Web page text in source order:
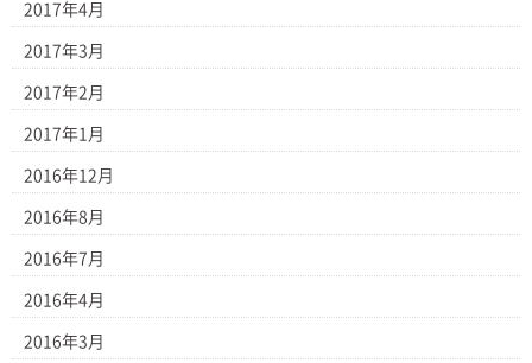
2017年4月
2017年3月
2017年2月
2017年1月
2016年12月
2016年8月
2016年7月
2016年4月
2016年3月